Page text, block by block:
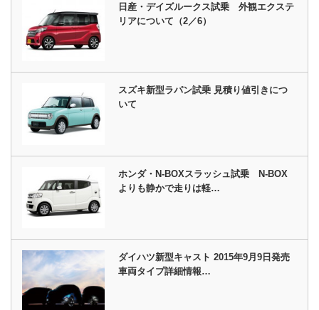
日産・デイズルークス試乗 外観エクステ
リアについて（2／6）
スズキ新型ラパン試乗 見積り値引きにつ
いて
ホンダ・N-BOXスラッシュ試乗 N-BOX
よりも静かで走りは軽…
ダイハツ新型キャスト 2015年9月9日発売
車両タイプ詳細情報…